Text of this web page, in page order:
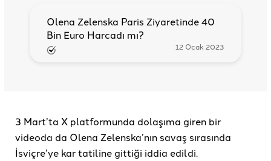
Olena Zelenska Paris Ziyaretinde 40
Bin Euro Harcadı mı?
12 Ocak 2023
3 Mart’ta X platformunda dolaşıma giren bir
videoda da Olena Zelenska’nın savaş sırasında
İsviçre’ye kar tatiline gittiği iddia edildi.